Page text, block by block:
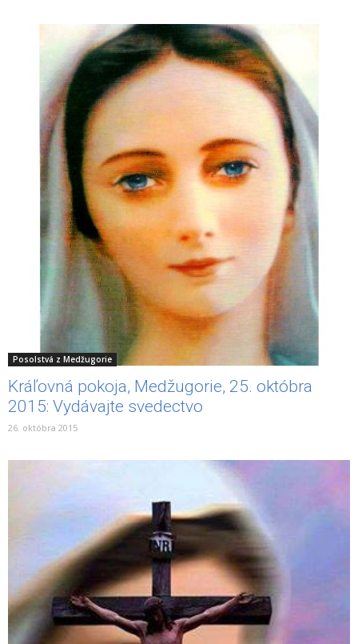
Posolstvá z Medžugorie
Kráľovná pokoja, Medžugorie, 25. októbra
2015: Vydávajte svedectvo
26. októbra 2015